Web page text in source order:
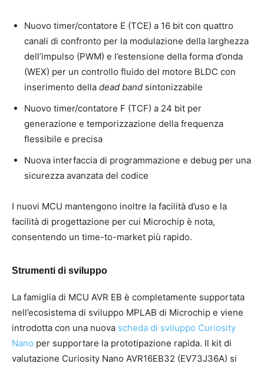
Nuovo timer/contatore E (TCE) a 16 bit con quattro
canali di confronto per la modulazione della larghezza
dell’impulso (PWM) e l’estensione della forma d’onda
(WEX) per un controllo fluido del motore BLDC con
inserimento della dead band sintonizzabile
Nuovo timer/contatore F (TCF) a 24 bit per
generazione e temporizzazione della frequenza
flessibile e precisa
Nuova interfaccia di programmazione e debug per una
sicurezza avanzata del codice
I nuovi MCU mantengono inoltre la facilità d’uso e la
facilità di progettazione per cui Microchip è nota,
consentendo un time-to-market più rapido.
Strumenti di sviluppo
La famiglia di MCU AVR EB è completamente supportata
nell’ecosistema di sviluppo MPLAB di Microchip e viene
introdotta con una nuova scheda di sviluppo Curiosity
Nano per supportare la prototipazione rapida. Il kit di
valutazione Curiosity Nano AVR16EB32 (EV73J36A) si